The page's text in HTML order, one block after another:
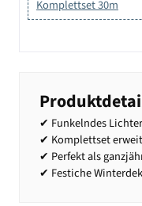
Komplettset 30m
✔ Funkelndes
✔ Komplettset
✔ Perfekt als
✔ Festiche